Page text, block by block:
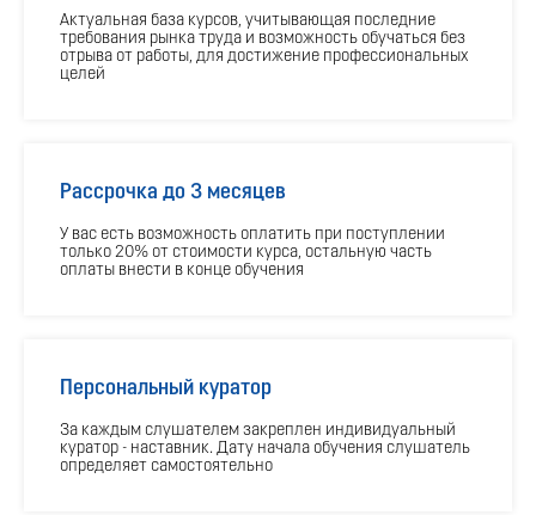
Актуальная база курсов, учитывающая последние
требования рынка труда и возможность обучаться без
отрыва от работы, для достижение профессиональных
целей
Рассрочка до 3 месяцев
У вас есть возможность оплатить при поступлении
только 20% от стоимости курса, остальную часть
оплаты внести в конце обучения
Персональный куратор
За каждым слушателем закреплен индивидуальный
куратор - наставник. Дату начала обучения слушатель
определяет самостоятельно